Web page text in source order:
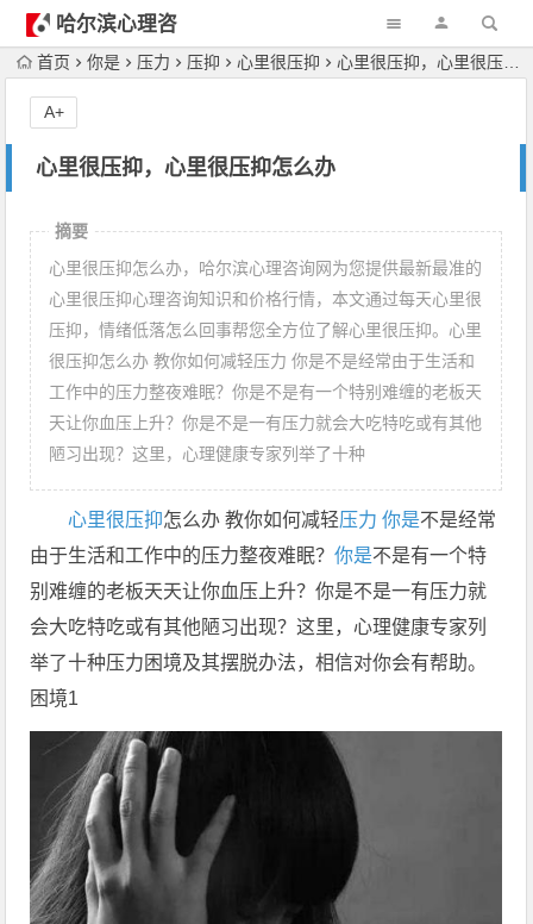
哈尔滨心理咨
询首页 你是 压力 压抑 心里很压抑 心里很压抑，心里很压抑怎么办
心里很压抑，心里很压抑怎么办
A+
摘要
心里很压抑怎么办，哈尔滨心理咨询网为您提供最新最准的
心里很压抑心理咨询知识和价格行情，本文通过每天心里很
压抑，情绪低落怎么回事帮您全方位了解心里很压抑。心里
很压抑怎么办 教你如何减轻压力 你是不是经常由于生活和
工作中的压力整夜难眠？你是不是有一个特别难缠的老板天
天让你血压上升？你是不是一有压力就会大吃特吃或有其他
陋习出现？这里，心理健康专家列举了十种
心里很压抑怎么办 教你如何减轻压力 你是不是经常
由于生活和工作中的压力整夜难眠？你是不是有一个特
别难缠的老板天天让你血压上升？你是不是一有压力就
会大吃特吃或有其他陋习出现？这里，心理健康专家列
举了十种压力困境及其摆脱办法，相信对你会有帮助。
困境1